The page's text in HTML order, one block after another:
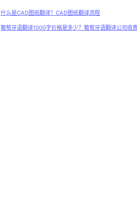
什么是CAD图纸翻译？CAD图纸翻译流程
葡萄牙语翻译1000字价格是多少？葡萄牙语翻译公司收